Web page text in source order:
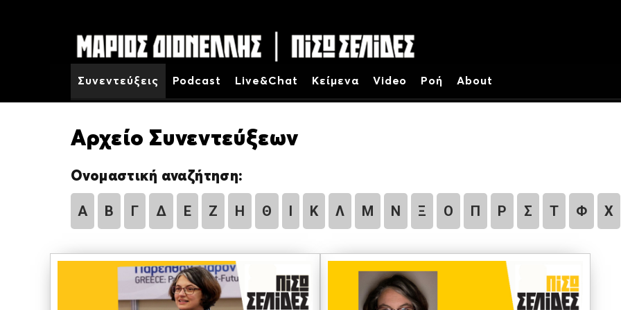
Συνεντεύξεις Podcast Live&Chat Κείμενα Video Ροή About
Αρχείο Συνεντεύξεων
Ονομαστική αναζήτηση:
Α Β Γ Δ Ε Ζ Η Θ Ι Κ Λ Μ Ν Ξ Ο Π Ρ Σ Τ Φ Χ